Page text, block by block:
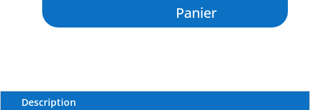
Tuna
FISHING
Panier
Description